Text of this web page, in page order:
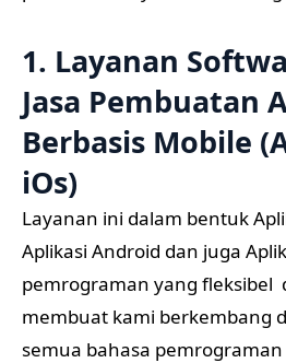
1. Layanan
Jasa Pembuatan
Berbasis Mobile
iOs)
Layanan ini dalam bentuk
Aplikasi Android dan juga
pemrograman yang fleksibel
membuat kami berkembang
semua bahasa